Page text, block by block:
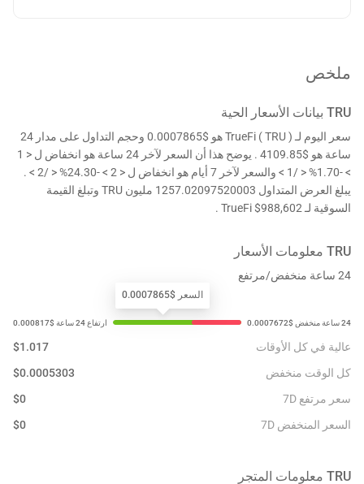
ملخص
TRU بيانات الأسعار الحية
سعر اليوم لـ TrueFi ( TRU ) هو $0.0007865 وحجم التداول على مدار 24
ساعة هو $4109.85 . يوضح هذا أن السعر لآخر 24 ساعة هو انخفاض ل < 1
> -1.70% < /1 > والسعر لآخر 7 أيام هو انخفاض ل < 2 > -24.30% < /2 > .
يبلغ العرض المتداول 1257.02097520003 مليون TRU وتبلغ القيمة
السوقية لـ TrueFi $988,602 .
TRU معلومات الأسعار
24 ساعة منخفض/مرتفع
السعر $0.0007865
عالية في كل الأوقات $1.017
كل الوقت منخفض
$0.0005303
سعر مرتفع 7D
$0
السعر المنخفض 7D
$0
TRU معلومات المتجر